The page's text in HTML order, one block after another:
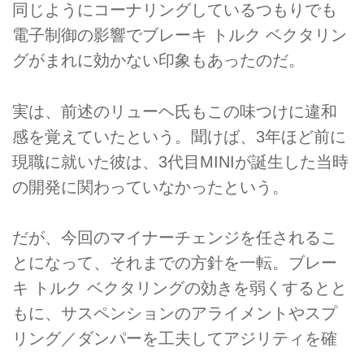
同じようにコーナリングしているつもりでも
電子制御の影響でブレーキ トルク ベクタリン
グがまれに効かない印象もあったのだ。
実は、前述のリューヘ氏もこの味つけに違和
感を覚えていたという。聞けば、3年ほど前に
現職に就いた彼は、3代目MINIが誕生した当時
の開発に関わっていなかったという。
だが、今回のマイナーチェンジを任されるこ
とになって、それまでの方針を一転。ブレー
キ トルク ベクタリングの効きを弱くするとと
もに、サスペンションのアライメントやスプ
リング／ダンパーを工夫してアジリティを確